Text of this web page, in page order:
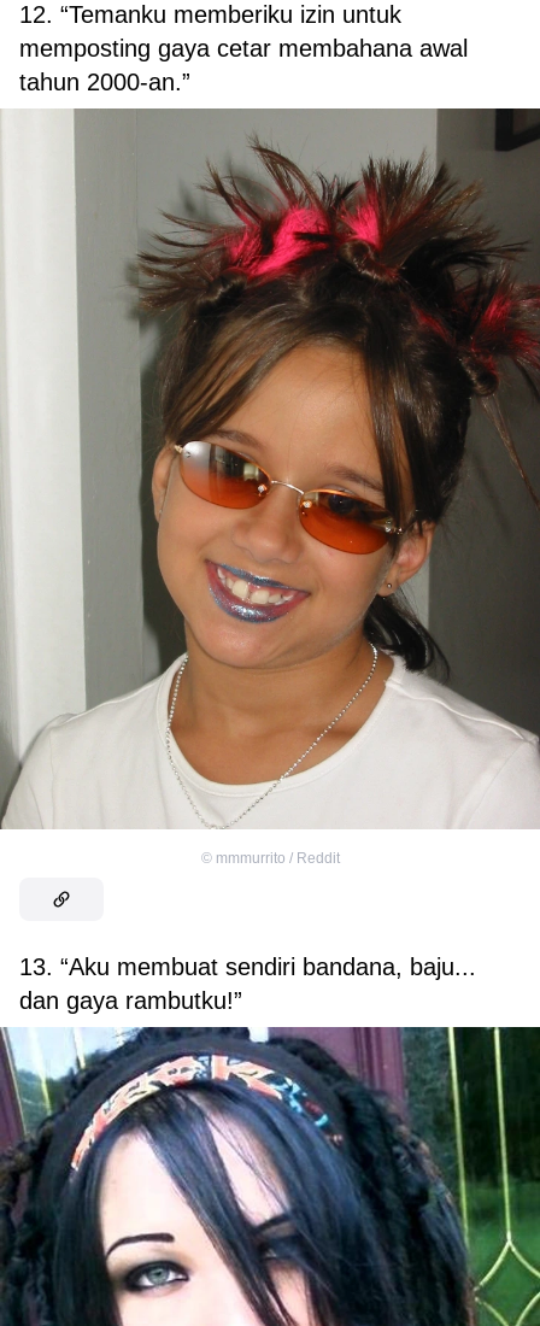
12. “Temanku memberiku izin untuk
memposting gaya cetar membahana awal
tahun 2000-an.”
© mmmurrito / Reddit
13. “Aku membuat sendiri bandana, baju...
dan gaya rambutku!”